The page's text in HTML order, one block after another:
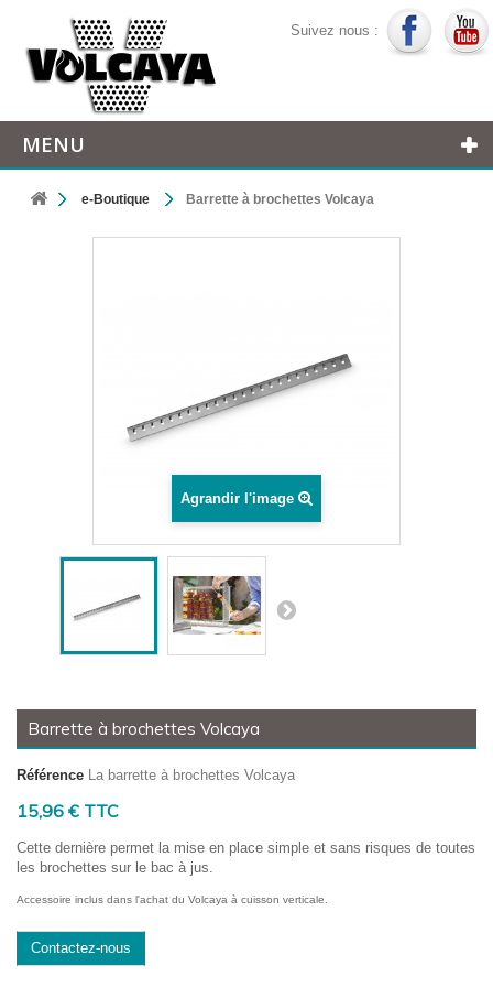
MENU
Suivez nous :
e-Boutique Barrette à brochettes Volcaya
Agrandir l'image
Barrette à brochettes Volcaya
Référence La barrette à brochettes Volcaya
15,96 € TTC
Cette dernière permet la mise en place simple et sans risques de toutes
les brochettes sur le bac à jus.
Accessoire inclus dans l'achat du Volcaya à cuisson verticale.
Contactez-nous